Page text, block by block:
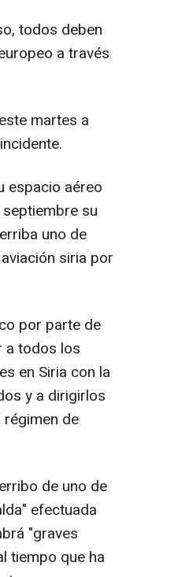
todos deben
a través
martes a
espacio aéreo
su
uno de
siria por
por parte de
a todos los
en Siria con la
y a dirigirlos
de
de uno de
efectuada
"graves
tiempo que ha